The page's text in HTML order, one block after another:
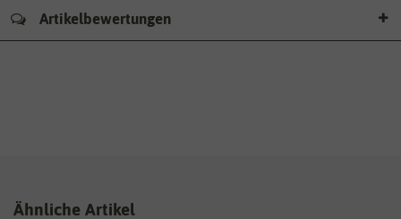
Artikelbewertungen
Ähnliche Artikel